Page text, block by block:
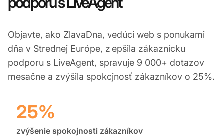
Objavte, ako ZlavaDna, vedúci web s ponukami
dňa v Strednej Európe, zlepšila zákaznícku
podporu s LiveAgent, spravuje 9 000+ dotazov
mesačne a zvýšila spokojnosť zákazníkov o 25%.
25%
zvýšenie spokojnosti zákazníkov